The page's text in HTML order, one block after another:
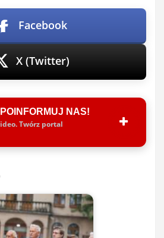
Facebook
X (Twitter)
NAS!
Twórz portal